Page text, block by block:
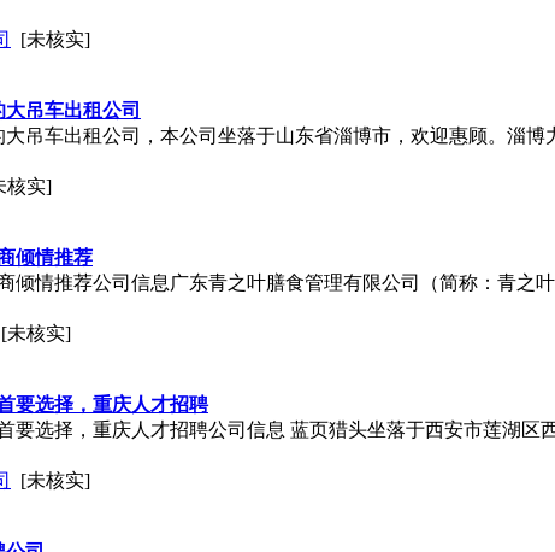
[未核实]
吊车出租公司
吊车出租公司，本公司坐落于山东省淄博市，欢迎惠顾。淄博
核实]
倾情推荐
情推荐公司信息广东青之叶膳食管理有限公司（简称：青之叶
[未核实]
要选择，重庆人才招聘
要选择，重庆人才招聘公司信息 蓝页猎头坐落于西安市莲湖区
[未核实]